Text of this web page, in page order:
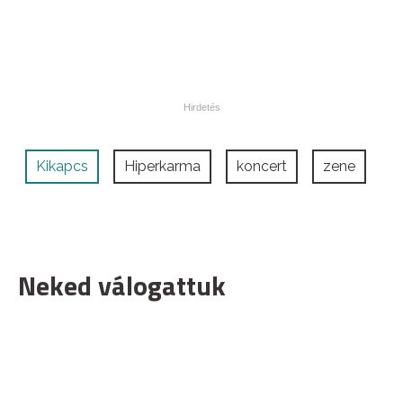
Kikapcs Hiperkarma koncert zene
Neked válogattuk